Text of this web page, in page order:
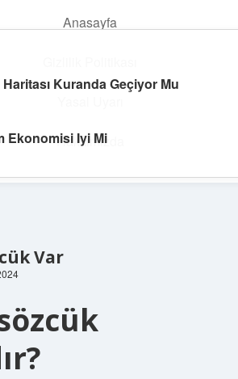
Anasayfa
Hakkımızda
Dolu Fikirler
güç katan neşeli öneriler!
Var
Kuranda Geçiyor Mu
Ekonomisi Iyi Mi